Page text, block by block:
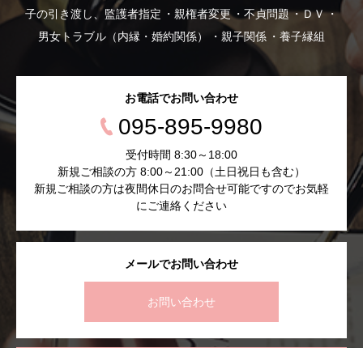
子の引き渡し、監護者指定
親権者変更 不貞問題
ＤＶ
男女トラブル（内縁・婚約関係）
親子関係 養子縁組
メールでお問い合わせ
お問い合わせ
お電話でお問い合わせ
095-895-9980
受付時間 8:30～18:00
新規ご相談の方 8:00～21:00（土日祝日も含む）
新規ご相談の方は夜間休日のお問合せ可能ですのでお気軽
にご連絡ください